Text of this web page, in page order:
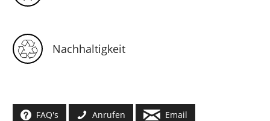
Nachhaltigkeit
FAQ's Anrufen Email